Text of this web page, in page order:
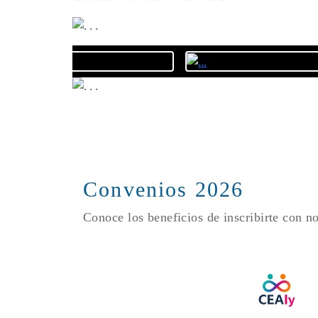
Convenios 2026
Conoce los beneficios de inscribirte con